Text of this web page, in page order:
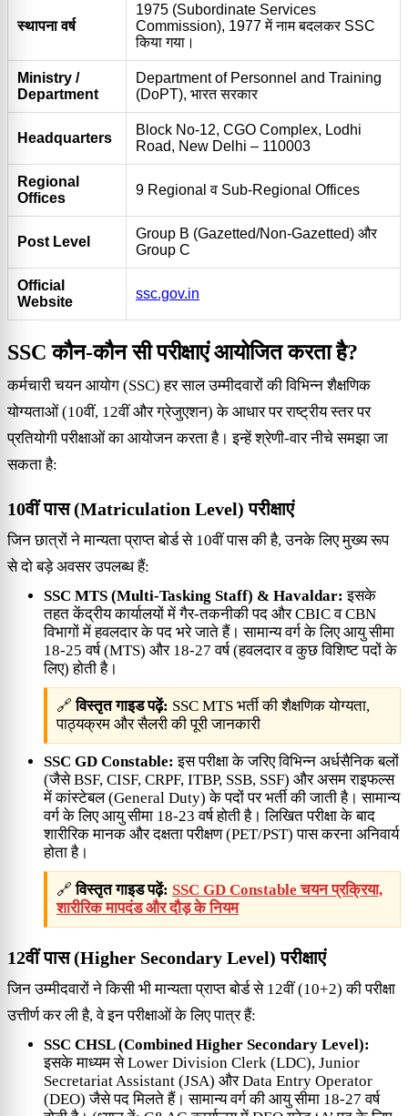
स्थापना वर्ष
1975 (Subordinate Services
Commission), 1977 में नाम बदलकर SSC
किया गया।
Ministry /
Department
Department of Personnel and Training
(DoPT), भारत सरकार
Headquarters
Block No-12, CGO Complex, Lodhi
Road, New Delhi – 110003
Regional
Offices
9 Regional व Sub-Regional Offices
Post Level
Group B (Gazetted/Non-Gazetted) और
Group C
Official
Website
ssc.gov.in
SSC कौन-कौन सी परीक्षाएं आयोजित करता है?
कर्मचारी चयन आयोग (SSC) हर साल उम्मीदवारों की विभिन्न शैक्षणिक
योग्यताओं (10वीं, 12वीं और ग्रेजुएशन) के आधार पर राष्ट्रीय स्तर पर
प्रतियोगी परीक्षाओं का आयोजन करता है। इन्हें श्रेणी-वार नीचे समझा जा
सकता है:
10वीं पास (Matriculation Level) परीक्षाएं
जिन छात्रों ने मान्यता प्राप्त बोर्ड से 10वीं पास की है, उनके लिए मुख्य रूप
से दो बड़े अवसर उपलब्ध हैं:
SSC MTS (Multi-Tasking Staff) & Havaldar: इसके
तहत केंद्रीय कार्यालयों में गैर-तकनीकी पद और CBIC व CBN
विभागों में हवलदार के पद भरे जाते हैं। सामान्य वर्ग के लिए आयु सीमा
18-25 वर्ष (MTS) और 18-27 वर्ष (हवलदार व कुछ विशिष्ट पदों के
लिए) होती है।
🔗विस्तृत गाइड पढ़ें: SSC MTS भर्ती की शैक्षणिक योग्यता,
पाठ्यक्रम और सैलरी की पूरी जानकारी
SSC GD Constable: इस परीक्षा के जरिए विभिन्न अर्धसैनिक बलों
(जैसे BSF, CISF, CRPF, ITBP, SSB, SSF) और असम राइफल्स
में कांस्टेबल (General Duty) के पदों पर भर्ती की जाती है। सामान्य
वर्ग के लिए आयु सीमा 18-23 वर्ष होती है। लिखित परीक्षा के बाद
शारीरिक मानक और दक्षता परीक्षण (PET/PST) पास करना अनिवार्य
होता है।
🔗विस्तृत गाइड पढ़ें: SSC GD Constable चयन प्रक्रिया,
शारीरिक मापदंड और दौड़ के नियम
12वीं पास (Higher Secondary Level) परीक्षाएं
जिन उम्मीदवारों ने किसी भी मान्यता प्राप्त बोर्ड से 12वीं (10+2) की परीक्षा
उत्तीर्ण कर ली है, वे इन परीक्षाओं के लिए पात्र हैं:
SSC CHSL (Combined Higher Secondary Level):
इसके माध्यम से Lower Division Clerk (LDC), Junior
Secretariat Assistant (JSA) और Data Entry Operator
(DEO) जैसे पद मिलते हैं। सामान्य वर्ग की आयु सीमा 18-27 वर्ष